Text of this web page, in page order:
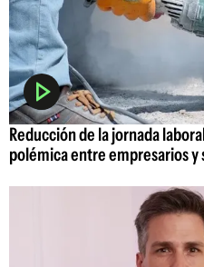
Reducción de la jornada
polémica entre empresarios y